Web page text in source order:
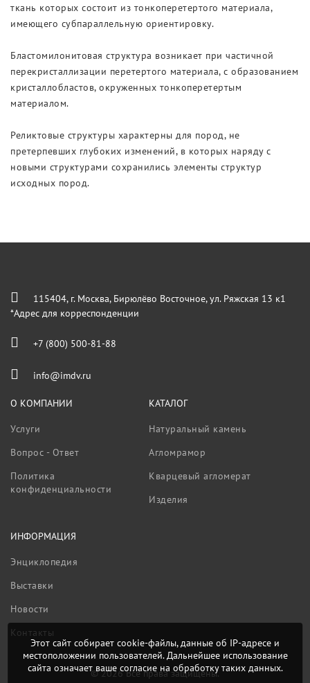
ткань которых состоит из тонкоперетертого материала,
имеющего субпараллельную ориентировку.
Бластомилонитовая структура возникает при частичной
перекристаллизации перетертого материала, с образованием
кристаллобластов, окруженных тонкоперетертым
материалом.
Реликтовые структуры характерны для пород, не
претерпевших глубоких изменений, в которых наряду с
новыми структурами сохранились элементы структур
исходных пород.
115404, г. Москва, Бирюлёво Восточное, ул. Ряжская 13 к1
*Адрес для корреспонденции
+7 (800) 500-81-88
info@imdv.ru
О КОМПАНИИ
Услуги
Вопрос - Ответ
Политика
конфиденциальности
КАТАЛОГ
Натуральный камень
Агломрамор
Кварцевый агломерат
Изделия
ИНФОРМАЦИЯ
Энциклопедия
Выставки
Новости
Контакты
© 2026 Все права защищены.
Этот сайт собирает cookie-файлы, данные об IP-адресе и
местоположении пользователей. Дальнейшее использование
сайта означает ваше согласие на обработку таких данных.